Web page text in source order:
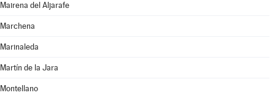
Mairena del Aljarafe
Marchena
Marinaleda
Martín de la Jara
Montellano